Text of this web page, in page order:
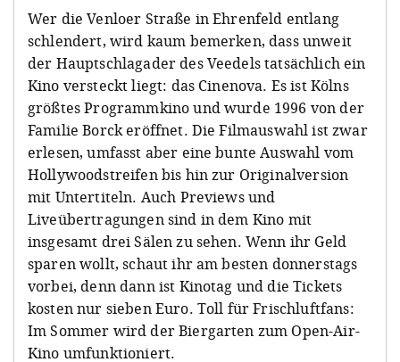
Wer die Venloer Straße in Ehrenfeld entlang
schlendert, wird kaum bemerken, dass unweit
der Hauptschlagader des Veedels tatsächlich ein
Kino versteckt liegt: das Cinenova. Es ist Kölns
größtes Programmkino und wurde 1996 von der
Familie Borck eröffnet. Die Filmauswahl ist zwar
erlesen, umfasst aber eine bunte Auswahl vom
Hollywoodstreifen bis hin zur Originalversion
mit Untertiteln. Auch Previews und
Liveübertragungen sind in dem Kino mit
insgesamt drei Sälen zu sehen. Wenn ihr Geld
sparen wollt, schaut ihr am besten donnerstags
vorbei, denn dann ist Kinotag und die Tickets
kosten nur sieben Euro. Toll für Frischluftfans:
Im Sommer wird der Biergarten zum Open-Air-
Kino umfunktioniert.